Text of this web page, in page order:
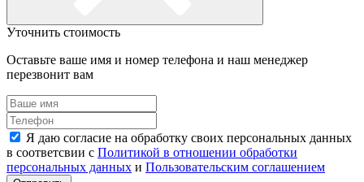
Уточнить стоимость
Оставьте ваше имя и номер телефона и наш менеджер
перезвонит вам
Я даю согласие на обработку своих персональных данных
в соответсвии с Политикой в отношении обработки
персональных данных и Пользовательским соглашением